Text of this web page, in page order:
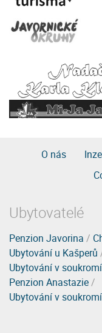
O nás
Ubytovatelé
Penzion Javorina /
Ubytování u Kašperů
Ubytování v
Penzion Anastazie/
Ubytování v